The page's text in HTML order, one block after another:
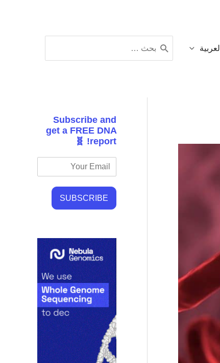
العربية
عن:
Subscribe and
get a FREE DNA
report! 🧬
SUBSCRIBE